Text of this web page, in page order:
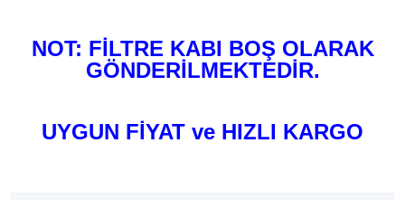
NOT: FİLTRE KABI BOŞ OLARAK
GÖNDERİLMEKTEDİR.
UYGUN FİYAT ve HIZLI KARGO